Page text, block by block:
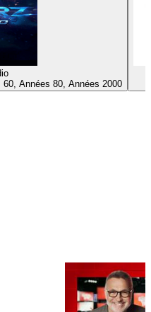
Années 80, Années 2000